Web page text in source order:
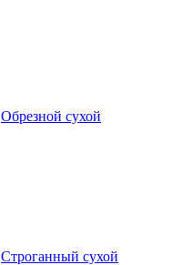
Обрезной сухой
Строганный сухой